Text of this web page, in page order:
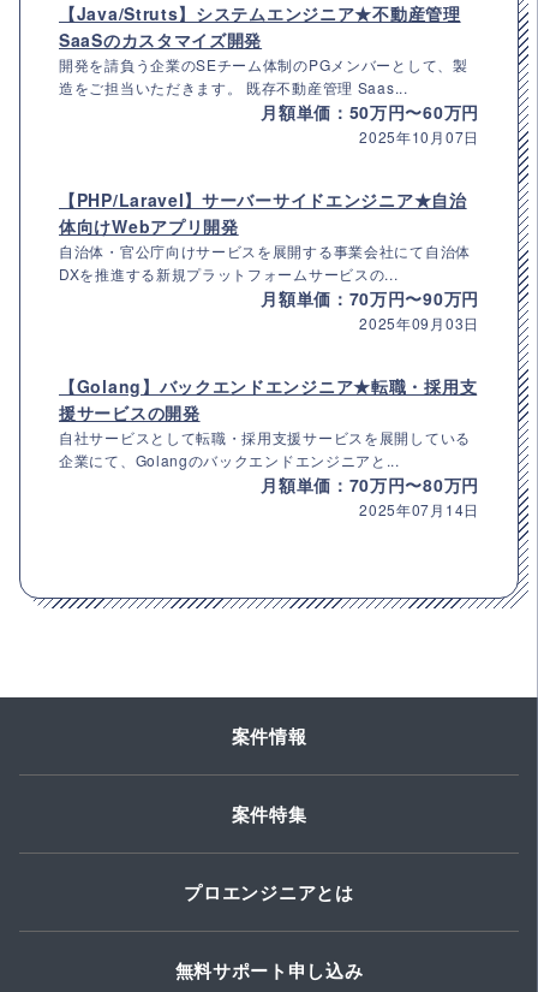
【Java/Struts】システムエンジニア★不動産管理
SaaSのカスタマイズ開発
開発を請負う企業のSEチーム体制のPGメンバーとして、製
造をご担当いただきます。 既存不動産管理 Saas...
月額単価：50万円〜60万円
2025年10月07日
【PHP/Laravel】サーバーサイドエンジニア★自治
体向けWebアプリ開発
自治体・官公庁向けサービスを展開する事業会社にて自治体
DXを推進する新規プラットフォームサービスの...
月額単価：70万円〜90万円
2025年09月03日
【Golang】バックエンドエンジニア★転職・採用支
援サービスの開発
自社サービスとして転職・採用支援サービスを展開している
企業にて、Golangのバックエンドエンジニアと...
月額単価：70万円〜80万円
2025年07月14日
案件情報
案件特集
プロエンジニアとは
無料サポート申し込み